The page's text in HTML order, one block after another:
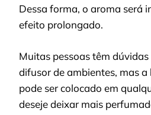
Dessa forma, o aroma será
efeito prolongado.
Muitas pessoas têm
difusor de ambientes, mas
pode ser colocado em
deseje deixar mais